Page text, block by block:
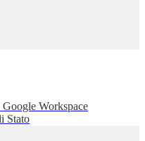
Workspace
Stato